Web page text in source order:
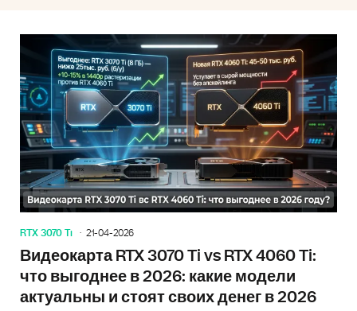
RTX 3070 Ti 21-04-2026
Видеокарта RTX 3070 Ti vs RTX 4060 Ti:
что выгоднее в 2026: какие модели
актуальны и стоят своих денег в 2026